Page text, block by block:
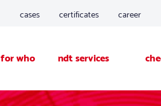
cases certificates career
for who ndt services